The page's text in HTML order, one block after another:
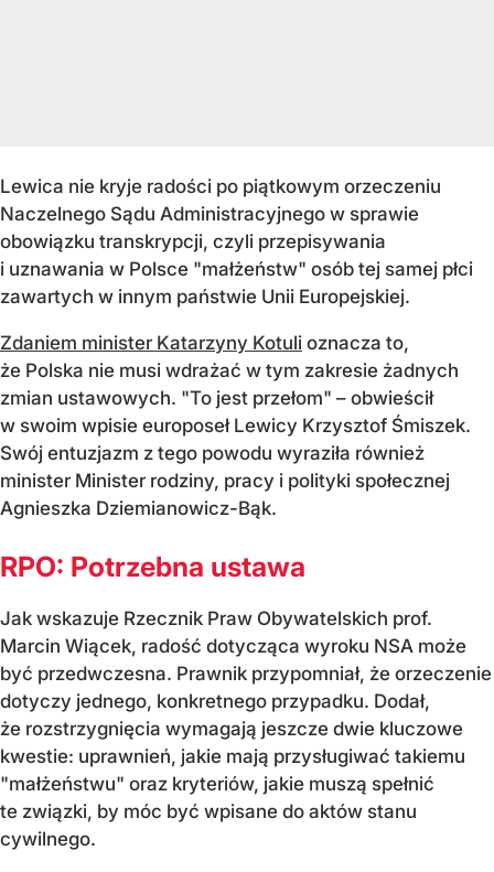
Lewica nie kryje radości po piątkowym orzeczeniu
Naczelnego Sądu Administracyjnego w sprawie
obowiązku transkrypcji, czyli przepisywania
i uznawania w Polsce "małżeństw" osób tej samej płci
zawartych w innym państwie Unii Europejskiej.
Zdaniem minister Katarzyny Kotuli oznacza to,
że Polska nie musi wdrażać w tym zakresie żadnych
zmian ustawowych. "To jest przełom" – obwieścił
w swoim wpisie europoseł Lewicy Krzysztof Śmiszek.
Swój entuzjazm z tego powodu wyraziła również
minister Minister rodziny, pracy i polityki społecznej
Agnieszka Dziemianowicz-Bąk.
RPO: Potrzebna ustawa
Jak wskazuje Rzecznik Praw Obywatelskich prof.
Marcin Wiącek, radość dotycząca wyroku NSA może
być przedwczesna. Prawnik przypomniał, że orzeczenie
dotyczy jednego, konkretnego przypadku. Dodał,
że rozstrzygnięcia wymagają jeszcze dwie kluczowe
kwestie: uprawnień, jakie mają przysługiwać takiemu
"małżeństwu" oraz kryteriów, jakie muszą spełnić
te związki, by móc być wpisane do aktów stanu
cywilnego.